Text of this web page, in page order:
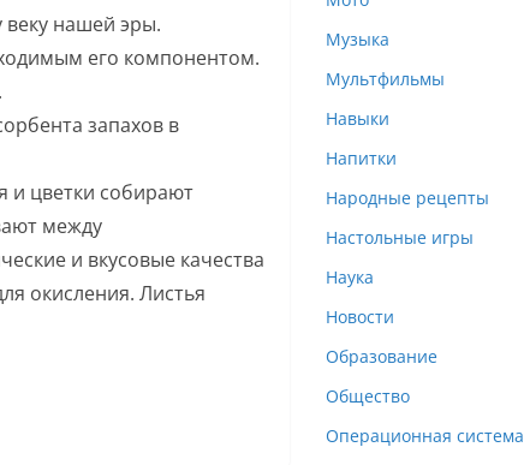
веку нашей эры.
его компонентом.
запахов в
и цветки собирают
между
и вкусовые качества
окисления. Листья
Музыка
Мультфильмы
Навыки
Напитки
Народные рецепты
Настольные игры
Наука
Новости
Образование
Общество
Операционная система